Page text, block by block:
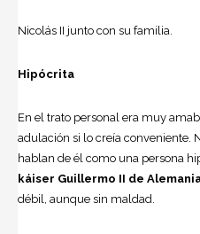
Nicolás II junto con su familia.
Hipócrita
En el trato personal era muy
adulación si lo creía conveniente.
hablan de él como una persona
káiser Guillermo II de
débil, aunque sin maldad.